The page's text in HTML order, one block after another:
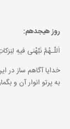
روز هيجدهم:
اَللّـهُمَّ نَبِّهْنى فيهِ
خدايا آگاهم ساز در
به پرتو انوار آن و